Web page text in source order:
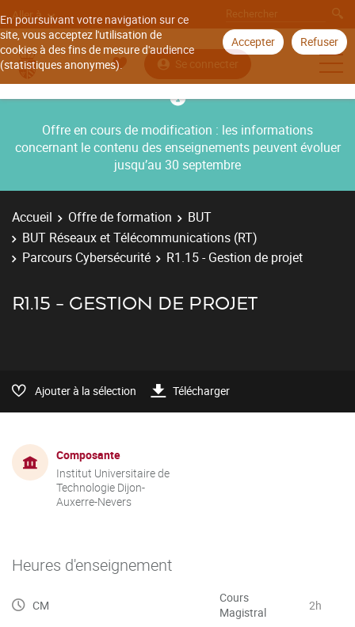
En poursuivant votre navigation sur ce
site, vous acceptez l'utilisation de
cookies à des fins de mesure d'audience
(statistiques anonymes).
Accepter Refuser
Aller à
Se connecter
Offre en cours de modification : les informations
concernant le contenu des enseignements peuvent évoluer
jusqu’au 30 septembre
Accueil Offre de formation
BUT
BUT Réseaux et Télécommunications (RT)
Parcours Cybersécurité
R1.15 - Gestion de projet
R1.15 - GESTION DE PROJET
Ajouter à la sélection Télécharger
Composante
Institut Universitaire de
Technologie Dijon-
Auxerre-Nevers
Heures d'enseignement
CM
Cours
Magistral
2h